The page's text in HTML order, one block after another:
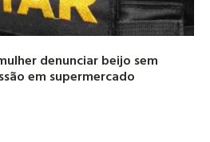
denunciar beijo sem
em supermercado